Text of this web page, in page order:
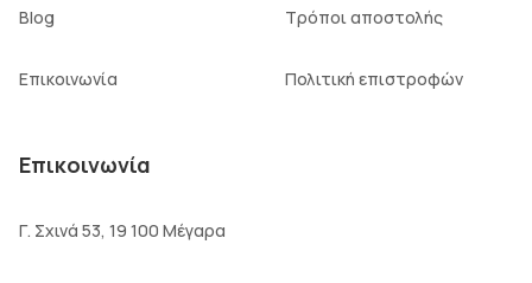
Blog
Επικοινωνία
Τρόποι αποστολής
Πολιτική επιστροφών
Επικοινωνία
Γ. Σχινά 53, 19 100 Μέγαρα